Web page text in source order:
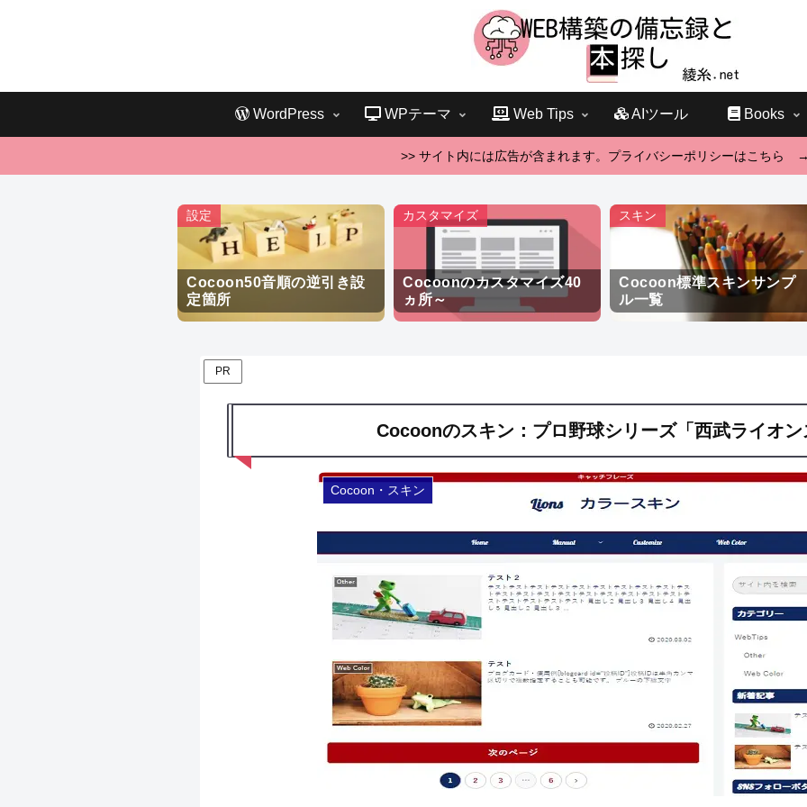
WordPress WPテーマ Web Tips AIツール Books
>> サイト内には広告が含まれます。プライバシーポリシーはこちら
設定
Cocoon50音順の逆引き設
定箇所
カスタマイズ
Cocoonのカスタマイズ40
ヵ所～
スキン
Cocoon標準スキンサンプ
ル一覧
PR
Cocoonのスキン：プロ野球シリーズ「西武ライオン
Cocoon・スキン